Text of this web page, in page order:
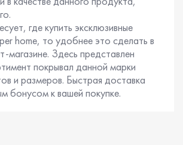
где купить эксклюзивные
home, то удобнее это сделать в
магазине. Здесь представлен
покрывал данной марки
и размеров. Быстрая доставка
бонусом к вашей покупке.